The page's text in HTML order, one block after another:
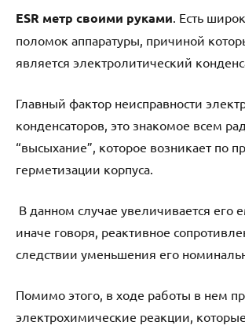
ESR метр своими руками . Есть
поломок аппаратуры, причиной
является электролитический
Главный фактор неисправности
конденсаторов, это знакомое всем
“высыхание”, которое возникает по
герметизации корпуса.
В данном случае увеличивается его
иначе говоря, реактивное
следствии уменьшения его
Помимо этого, в ходе работы в нем
электрохимические реакции,